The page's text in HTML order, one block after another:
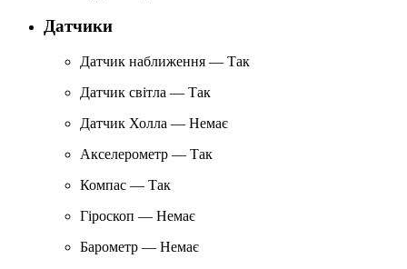
Датчики
Датчик наближення — Так
Датчик світла — Так
Датчик Холла — Немає
Акселерометр — Так
Компас — Так
Гіроскоп — Немає
Барометр — Немає